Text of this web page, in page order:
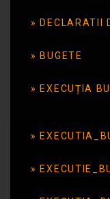
DECLARATII
BUGETE
EXECUȚIA